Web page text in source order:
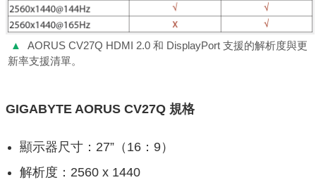
▲
AORUS CV27Q HDMI 2.0 和 DisplayPort 支援的解析度與更
新率支援清單。
GIGABYTE AORUS CV27Q 規格
顯示器尺寸：27”（16：9）
解析度：2560 x 1440